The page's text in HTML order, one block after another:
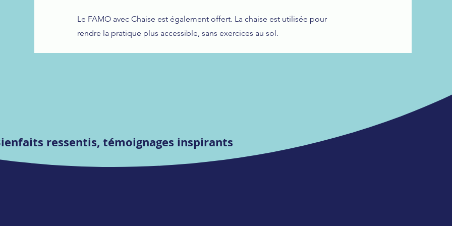
Le FAMO avec Chaise est également offert. La chaise est utilisée pour
rendre la pratique plus accessible, sans exercices au sol.
ressentis, témoignages inspirants